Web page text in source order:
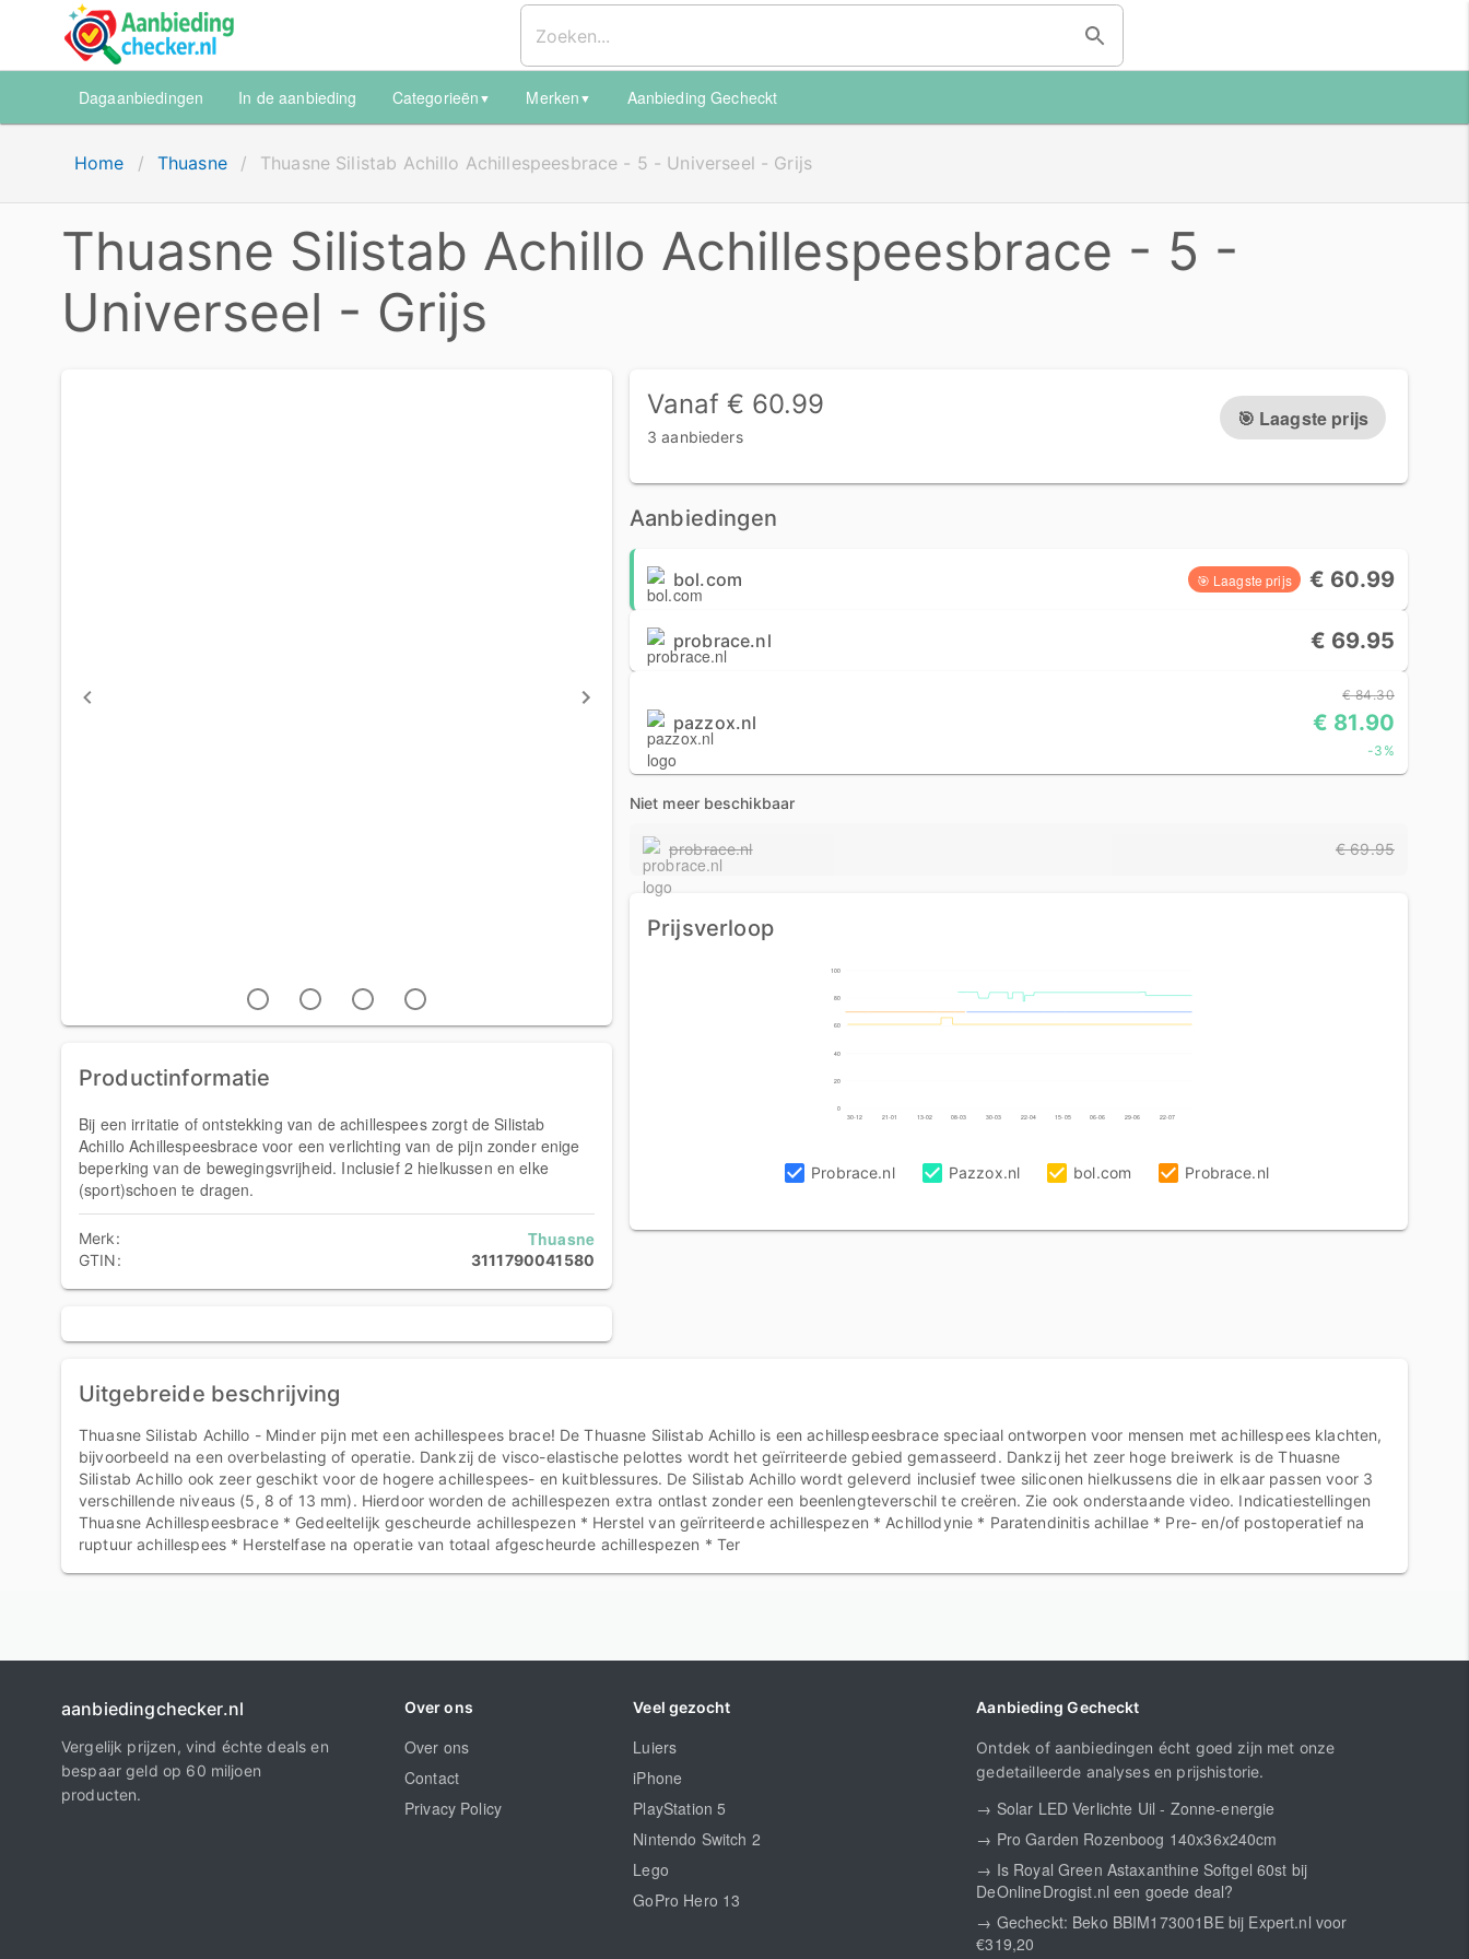
Dagaanbiedingen In de aanbieding Categorieën▼ Merken▼ Aanbieding Gecheckt
Home / Thuasne / Thuasne Silistab Achillo Achillespeesbrace - 5 - Universeel - Grijs
Thuasne Silistab Achillo Achillespeesbrace - 5 -
Universeel - Grijs
Productinformatie
Bij een irritatie of ontstekking van de achillespees zorgt de Silistab
Achillo Achillespeesbrace voor een verlichting van de pijn zonder enige
beperking van de bewegingsvrijheid. Inclusief 2 hielkussen en elke
(sport)schoen te dragen.
Merk: Thuasne
GTIN: 3111790041580
Vanaf € 60.99
3 aanbieders
🎯 Laagste prijs
Aanbiedingen
bol.com 🎯 Laagste prijs € 60.99
probrace.nl € 69.95
pazzox.nl
€ 84.30
€ 81.90
-3%
Niet meer beschikbaar
probrace.nl € 69.95
Prijsverloop
0
20
40
60
80
100
30-12 21-01 13-02 08-03 30-03 22-04 15-05 06-06 29-06 22-07
Probrace.nl Pazzox.nl bol.com Probrace.nl
Uitgebreide beschrijving
Thuasne Silistab Achillo - Minder pijn met een achillespees brace! De Thuasne Silistab Achillo is een achillespeesbrace speciaal ontworpen voor mensen met achillespees klachten,
bijvoorbeeld na een overbelasting of operatie. Dankzij de visco-elastische pelottes wordt het geïrriteerde gebied gemasseerd. Dankzij het zeer hoge breiwerk is de Thuasne
Silistab Achillo ook zeer geschikt voor de hogere achillespees- en kuitblessures. De Silistab Achillo wordt geleverd inclusief twee siliconen hielkussens die in elkaar passen voor 3
verschillende niveaus (5, 8 of 13 mm). Hierdoor worden de achillespezen extra ontlast zonder een beenlengteverschil te creëren. Zie ook onderstaande video. Indicatiestellingen
Thuasne Achillespeesbrace * Gedeeltelijk gescheurde achillespezen * Herstel van geïrriteerde achillespezen * Achillodynie * Paratendinitis achillae * Pre- en/of postoperatief na
ruptuur achillespees * Herstelfase na operatie van totaal afgescheurde achillespezen * Ter
aanbiedingchecker.nl
Vergelijk prijzen, vind échte deals en
bespaar geld op 60 miljoen
producten.
Over ons
Over ons
Contact
Privacy Policy
Veel gezocht
Luiers
iPhone
PlayStation 5
Nintendo Switch 2
Lego
GoPro Hero 13
Aanbieding Gecheckt
Ontdek of aanbiedingen écht goed zijn met onze
gedetailleerde analyses en prijshistorie.
→ Solar LED Verlichte Uil - Zonne-energie
→ Pro Garden Rozenboog 140x36x240cm
→ Is Royal Green Astaxanthine Softgel 60st bij
DeOnlineDrogist.nl een goede deal?
→ Gecheckt: Beko BBIM173001BE bij Expert.nl voor
€319,20